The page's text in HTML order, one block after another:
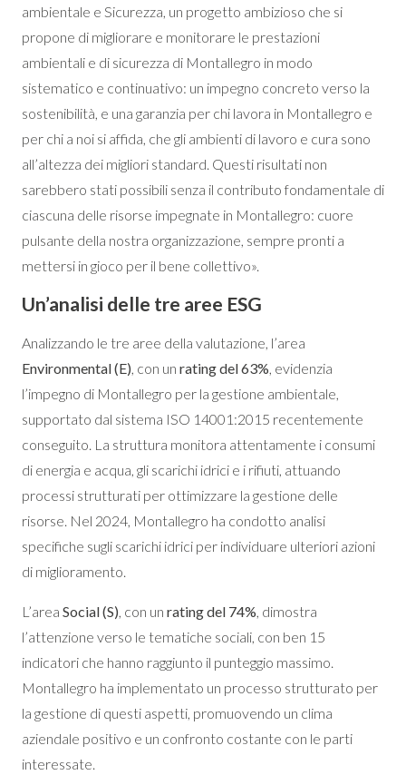
ambientale e Sicurezza, un progetto ambizioso che si
propone di migliorare e monitorare le prestazioni
ambientali e di sicurezza di Montallegro in modo
sistematico e continuativo: un impegno concreto verso la
sostenibilità, e una garanzia per chi lavora in Montallegro e
per chi a noi si affida, che gli ambienti di lavoro e cura sono
all’altezza dei migliori standard. Questi risultati non
sarebbero stati possibili senza il contributo fondamentale di
ciascuna delle risorse impegnate in Montallegro: cuore
pulsante della nostra organizzazione, sempre pronti a
mettersi in gioco per il bene collettivo».
Un’analisi delle tre aree ESG
Analizzando le tre aree della valutazione, l’area
Environmental (E) , con un rating del 63% , evidenzia
l’impegno di Montallegro per la gestione ambientale,
supportato dal sistema ISO 14001:2015 recentemente
conseguito. La struttura monitora attentamente i consumi
di energia e acqua, gli scarichi idrici e i rifiuti, attuando
processi strutturati per ottimizzare la gestione delle
risorse. Nel 2024, Montallegro ha condotto analisi
specifiche sugli scarichi idrici per individuare ulteriori azioni
di miglioramento.
L’area Social (S) , con un rating del 74% , dimostra
l’attenzione verso le tematiche sociali, con ben 15
indicatori che hanno raggiunto il punteggio massimo.
Montallegro ha implementato un processo strutturato per
la gestione di questi aspetti, promuovendo un clima
aziendale positivo e un confronto costante con le parti
interessate.